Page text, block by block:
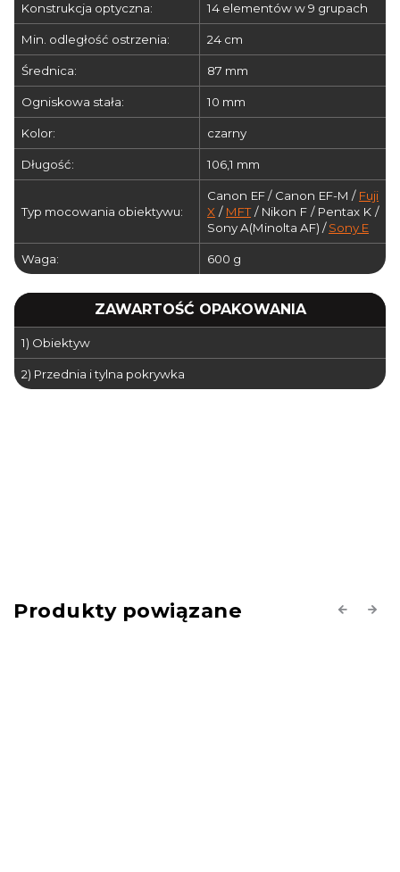
Konstrukcja optyczna: 14 elementów w 9 grupach
Min. odległość ostrzenia: 24 cm
Średnica: 87 mm
Ogniskowa stała: 10 mm
Kolor: czarny
Długość: 106,1 mm
Typ mocowania obiektywu:
Canon EF / Canon EF-M / Fuji
X / MFT/ Nikon F / Pentax K /
Sony A(Minolta AF) /Sony E
Waga: 600 g
ZAWARTOŚĆ OPAKOWANIA
1) Obiektyw
2) Przednia i tylna pokrywka
Produkty powiązane Previous
Next